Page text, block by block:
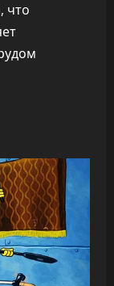
что